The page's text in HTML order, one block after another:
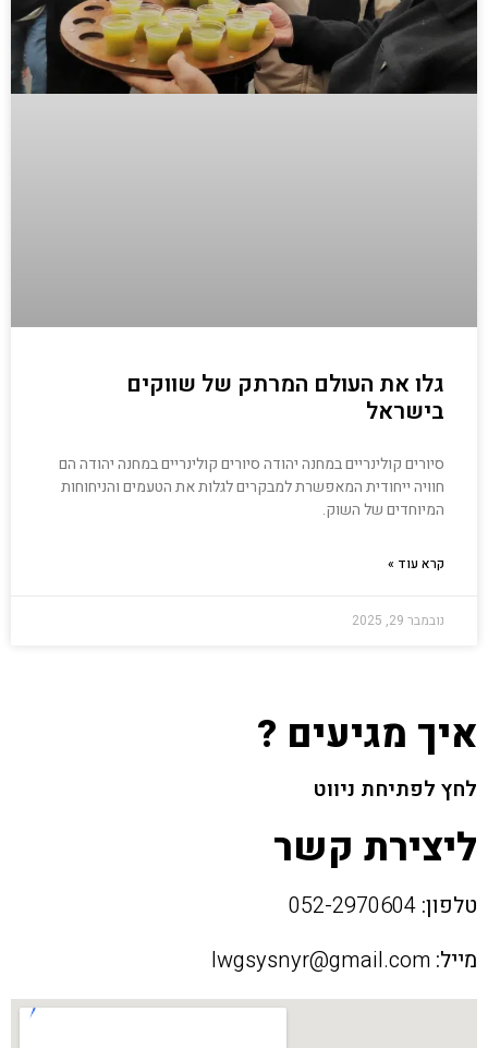
גלו את העולם המרתק של שווקים
בישראל
סיורים קולינריים במחנה יהודה סיורים קולינריים במחנה יהודה הם
חוויה ייחודית המאפשרת למבקרים לגלות את הטעמים והניחוחות
המיוחדים של השוק.
קרא עוד »
נובמבר 29, 2025
איך מגיעים ?
לחץ לפתיחת ניווט
ליצירת קשר
טלפון:
מייל: lwgsysnyr@gmail.com